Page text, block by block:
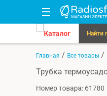
Каталог Найти
Главная / Все товары /
Трубка
Номер товара: 61780